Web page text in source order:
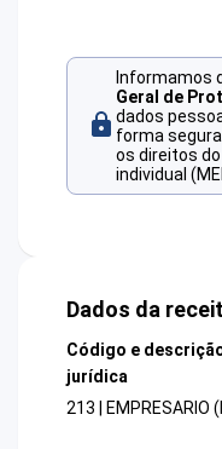
Informamos
Geral de
dados
forma
os direitos
individual
Dados da
Código e
jurídica
213 | EMPRESARIO